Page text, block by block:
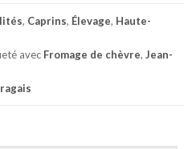
, Caprins, Élevage, Haute-
avec Fromage de chèvre, Jean-